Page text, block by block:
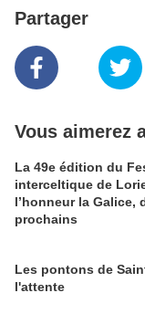
Partager
Vous aimerez
La 49e édition du
interceltique de
l’honneur la Galice,
prochains
Les pontons de
l'attente